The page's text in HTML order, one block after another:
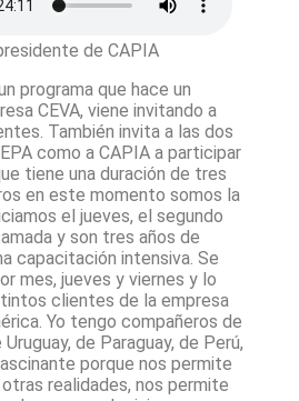
de CAPIA
programa que hace un
CEVA, viene invitando a
También invita a las dos
como a CAPIA a participar
tiene una duración de tres
en este momento somos la
el jueves, el segundo
y son tres años de
capacitación intensiva. Se
mes, jueves y viernes y lo
clientes de la empresa
Yo tengo compañeros de
de Paraguay, de Perú,
porque nos permite
realidades, nos permite